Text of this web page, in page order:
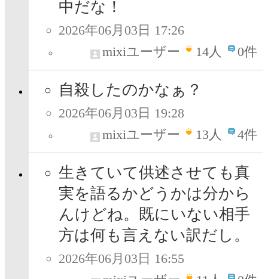
中だな！
2026年06月03日 17:26
mixiユーザー
14人 0件
自殺したのかなぁ？
2026年06月03日 19:28
mixiユーザー
13人 4件
生きていて供述させても真
実を語るかどうかは分から
んけどね。既にいない相手
方は何も言えない訳だし。
2026年06月03日 16:55